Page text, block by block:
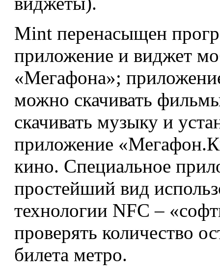
Mint перенасыщен
приложение и виджет
«Мегафона»;
можно скачивать
скачивать музыку и
приложение
кино. Специальное
простейший вид
технологии NFC –
проверять количество
билета метро.